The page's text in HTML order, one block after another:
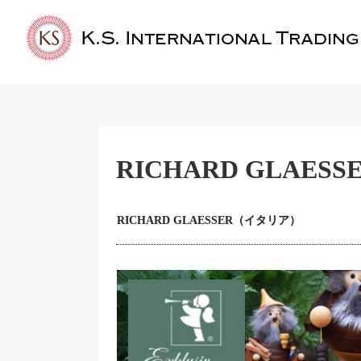
RICHARD
RICHARD GLAESSER（イタリア）